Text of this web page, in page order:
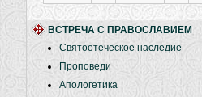
ВСТРЕЧА С ПРАВОСЛАВИЕМ
Святоотеческое наследие
Проповеди
Апологетика